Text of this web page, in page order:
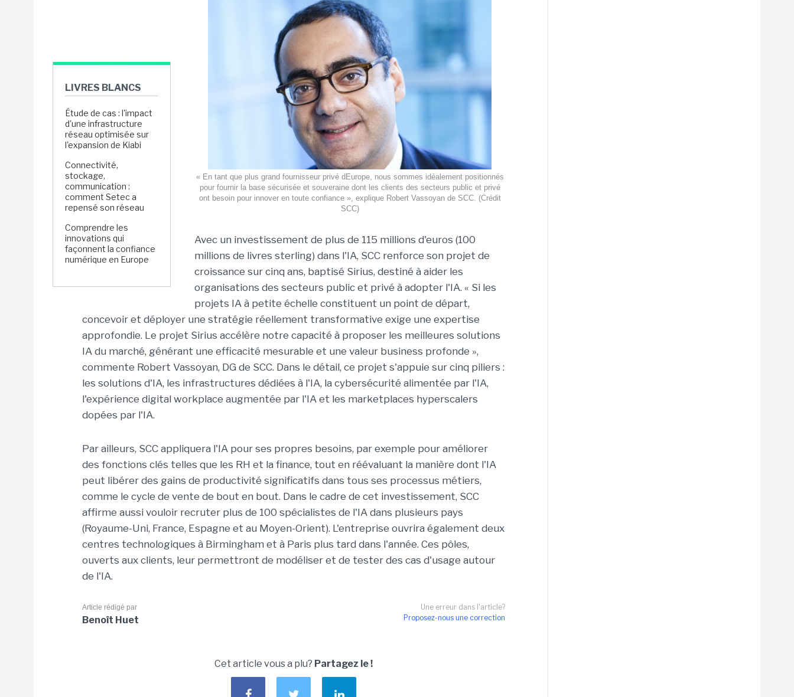
LIVRES BLANCS
Étude de cas : l'impact
d'une infrastructure
réseau optimisée sur
l'expansion de Kiabi
Connectivité,
stockage,
communication :
comment Setec a
repensé son réseau
Comprendre les
innovations qui
façonnent la confiance
numérique en Europe
« En tant que plus grand fournisseur privé dEurope, nous sommes idéalement positionnés
pour fournir la base sécurisée et souveraine dont les clients des secteurs public et privé
ont besoin pour innover en toute confiance », explique Robert Vassoyan de SCC. (Crédit
SCC)
Avec un investissement de plus de 115 millions d'euros (100
millions de livres sterling) dans l'IA, SCC renforce son projet de
croissance sur cinq ans, baptisé Sirius, destiné à aider les
organisations des secteurs public et privé à adopter l'IA. « Si les
projets IA à petite échelle constituent un point de départ,
concevoir et déployer une stratégie réellement transformative exige une expertise
approfondie. Le projet Sirius accélère notre capacité à proposer les meilleures solutions
IA du marché, générant une efficacité mesurable et une valeur business profonde »,
commente Robert Vassoyan, DG de SCC. Dans le détail, ce projet s'appuie sur cinq piliers :
les solutions d'IA, les infrastructures dédiées à l'IA, la cybersécurité alimentée par l'IA,
l'expérience digital workplace augmentée par l'IA et les marketplaces hyperscalers
dopées par l'IA.
Par ailleurs, SCC appliquera l'IA pour ses propres besoins, par exemple pour améliorer
des fonctions clés telles que les RH et la finance, tout en réévaluant la manière dont l'IA
peut libérer des gains de productivité significatifs dans tous ses processus métiers,
comme le cycle de vente de bout en bout. Dans le cadre de cet investissement, SCC
affirme aussi vouloir recruter plus de 100 spécialistes de l'IA dans plusieurs pays
(Royaume-Uni, France, Espagne et au Moyen-Orient). L'entreprise ouvrira également deux
centres technologiques à Birmingham et à Paris plus tard dans l'année. Ces pôles,
ouverts aux clients, leur permettront de modéliser et de tester des cas d'usage autour
de l'IA.
Une erreur dans l'article?
Proposez-nous une correction
Article rédigé par
Benoît Huet
Cet article vous a plu? Partagez le !